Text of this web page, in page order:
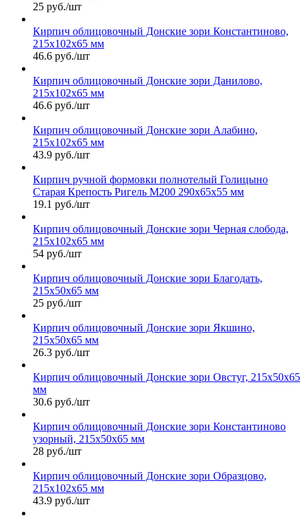
25 руб./шт
Кирпич облицовочный Донские зори Константиново,
215х102х65 мм
46.6 руб./шт
Кирпич облицовочный Донские зори Данилово,
215х102х65 мм
46.6 руб./шт
Кирпич облицовочный Донские зори Алабино,
215х102х65 мм
43.9 руб./шт
Кирпич ручной формовки полнотелый Голицыно
Старая Крепость Ригель М200 290х65х55 мм
19.1 руб./шт
Кирпич облицовочный Донские зори Черная слобода,
215х102х65 мм
54 руб./шт
Кирпич облицовочный Донские зори Благодать,
215х50х65 мм
25 руб./шт
Кирпич облицовочный Донские зори Якшино,
215х50х65 мм
26.3 руб./шт
Кирпич облицовочный Донские зори Овстуг, 215х50х65
мм
30.6 руб./шт
Кирпич облицовочный Донские зори Константиново
узорный, 215х50х65 мм
28 руб./шт
Кирпич облицовочный Донские зори Образцово,
215х102х65 мм
43.9 руб./шт